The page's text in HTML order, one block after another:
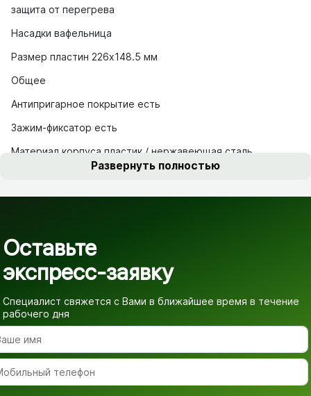
защита от перегрева
Насадки вафельница
Размер пластин 226х148.5 мм
Общее
Антипригарное покрытие есть
Зажим-фиксатор есть
Материал корпуса пластик / нержавеющая сталь
Развернуть полностью
Оставьте
экспресс-заявку
Специалист свяжется с Вами в ближайшее время в течение
рабочего дня